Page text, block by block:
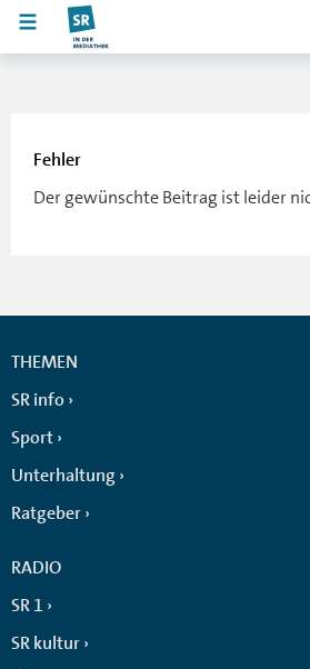
Fehler
Der gewünschte Beitrag ist leider
THEMEN
SR info
Sport
Unterhaltung
Ratgeber
RADIO
SR 1
SR kultur